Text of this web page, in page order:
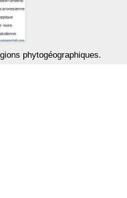
phytogéographiques.